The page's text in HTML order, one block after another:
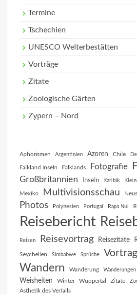
Termine
Tschechien
UNESCO Welterbestätten
Vorträge
Zitate
Zoologische Gärten
Zypern – Nord
Aphorismen Argentinien Azoren Chile
Falkland Inseln Falklands Fotografie
Großbritannien Inseln Karibik
Mexiko Multivisionsschau
Photos Polynesien Portugal Rapa Nui
Reisebericht
Reisen Reisevortrag Reisezitate
Seychellen Simbabwe Sprüche Vortrag
Wandern Wanderung Wanderungen
Weisheiten Winter Wuppertal Zitate
Ästhetik des Verfalls